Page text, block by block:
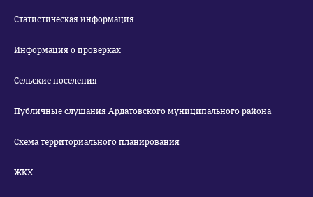
Статистическая информация
Информация о проверках
Сельские поселения
Публичные слушания Ардатовского муниципального района
Схема территориального планирования
ЖКХ